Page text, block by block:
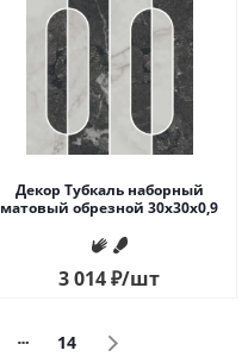
Декор Тубкаль наборный
матовый обрезной 30x30x0,9
3 014₽/шт
14